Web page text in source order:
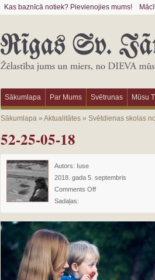
Kas baznīcā notiek? Pievienojies mums!
Sākumlapa Par Mums Svētrunas Mūsu
Sākumlapa» Aktualitātes» Svētdienas skolas
52-25-05-18
Autors: Iuse
2018. gada 5. septembris
Comments Off
Sadaļas: